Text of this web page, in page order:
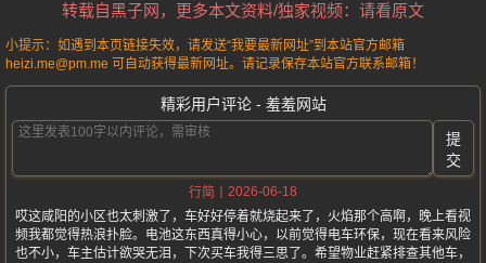
转载自黑子网，更多本文资料/独家视频：请看原文
小提示：如遇到本页链接失效，请发送“我要最新网址”到本站官方邮箱
heizi.me@pm.me 可自动获得最新网址。请记录保存本站官方联系邮箱！
精彩用户评论 - 羞羞网站
提
交
行简
2026-06-18
哎这咸阳的小区也太刺激了，车好好停着就烧起来了，火焰那个高啊，晚上看视
频我都觉得热浪扑脸。电池这东西真得小心，以前觉得电车环保，现在看来风险
也不小，车主估计欲哭无泪，下次买车我得三思了。希望物业赶紧排查其他车，